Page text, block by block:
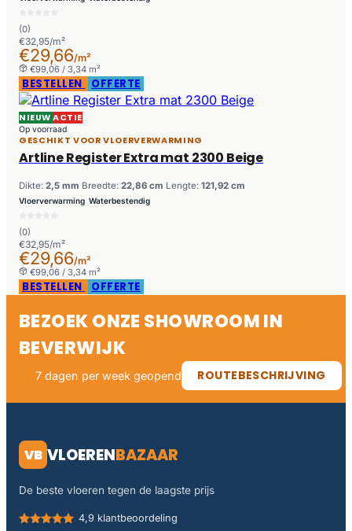
(0)
€32,95/m²
€29,66/m²
€99,06 / 3,34 m²
BESTELLEN OFFERTE
NIEUWACTIE
Op voorraad
GESCHIKT VOOR VLOERVERWARMING
Artline Register Extra mat 2300 Beige
Dikte: 2,5 mm Breedte: 22,86 cm Lengte: 121,92 cm
Vloerverwarming Waterbestendig
(0)
€32,95/m²
€29,66/m²
€99,06 / 3,34 m²
BESTELLEN OFFERTE
BEZOEK ONZE SHOWROOM IN
BEVERWIJK
7 dagen per week geopend ROUTEBESCHRIJVING
VB VLOERENBAZAAR
De beste vloeren tegen de laagste prijs
4,9 klantbeoordeling